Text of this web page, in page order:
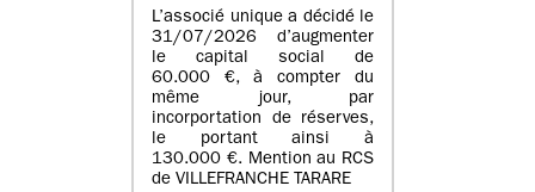
L’associé unique a décidé le
31/07/2026 d’augmenter
le capital social de
60.000 €, à compter du
même jour, par
incorportation de réserves,
le portant ainsi à
130.000 €. Mention au RCS
de VILLEFRANCHE TARARE